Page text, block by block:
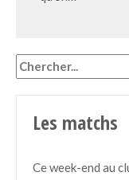
Rechercher
Les matchs
Ce week-end au